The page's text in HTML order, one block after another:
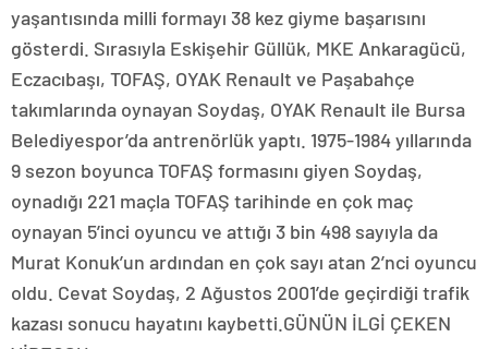
yaşantısında milli formayı 38 kez giyme başarısını
gösterdi. Sırasıyla Eskişehir Güllük, MKE Ankaragücü,
Eczacıbaşı, TOFAŞ, OYAK Renault ve Paşabahçe
takımlarında oynayan Soydaş, OYAK Renault ile Bursa
Belediyespor’da antrenörlük yaptı. 1975-1984 yıllarında
9 sezon boyunca TOFAŞ formasını giyen Soydaş,
oynadığı 221 maçla TOFAŞ tarihinde en çok maç
oynayan 5’inci oyuncu ve attığı 3 bin 498 sayıyla da
Murat Konuk’un ardından en çok sayı atan 2’nci oyuncu
oldu. Cevat Soydaş, 2 Ağustos 2001’de geçirdiği trafik
kazası sonucu hayatını kaybetti.GÜNÜN İLGİ ÇEKEN